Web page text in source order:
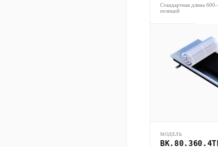
Стандартная длина
позиций
МОДЕЛЬ